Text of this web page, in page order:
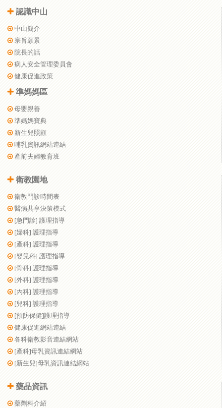
認識中山
中山簡介
宗旨願景
院長的話
病人安全管理委員會
健康促進政策
準媽媽區
母嬰親善
準媽媽寶典
新生兒照顧
哺乳資訊網站連結
產前夫婦教育班
衛教園地
衛教門診時間表
醫病共享決策模式
[急門診] 護理指導
[婦科] 護理指導
[產科] 護理指導
[嬰兒科] 護理指導
[骨科] 護理指導
[外科] 護理指導
[內科] 護理指導
[兒科] 護理指導
[預防保健]護理指導
健康促進網站連結
各科衛教影音連結網站
[產科]母乳資訊連結網站
[新生兒]母乳資訊連結網站
藥品資訊
藥劑科介紹